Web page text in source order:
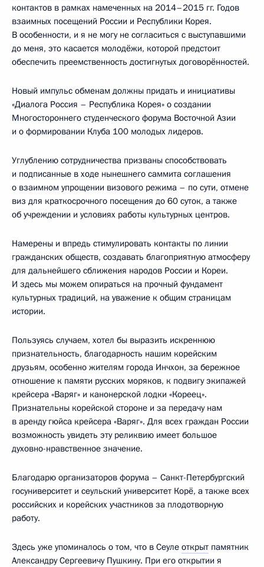
контактов в рамках намеченных на 2014–2015 гг. Годов
взаимных посещений России и Республики Корея.
В особенности, и я не могу не согласиться с выступавшими
до меня, это касается молодёжи, которой предстоит
обеспечить преемственность достигнутых договорённостей.
Новый импульс обменам должны придать и инициативы
«Диалога Россия – Республика Корея» о создании
Многостороннего студенческого форума Восточной Азии
и о формировании Клуба 100 молодых лидеров.
Углублению сотрудничества призваны способствовать
и подписанные в ходе нынешнего саммита соглашения
о взаимном упрощении визового режима – по сути, отмене
виз для краткосрочного посещения до 60 суток, а также
об учреждении и условиях работы культурных центров.
Намерены и впредь стимулировать контакты по линии
гражданских обществ, создавать благоприятную атмосферу
для дальнейшего сближения народов России и Кореи.
И здесь мы можем опираться на прочный фундамент
культурных традиций, на уважение к общим страницам
истории.
Пользуясь случаем, хотел бы выразить искреннюю
признательность, благодарность нашим корейским
друзьям, особенно жителям города Инчхон, за бережное
отношение к памяти русских моряков, к подвигу экипажей
крейсера «Варяг» и канонерской лодки «Кореец».
Признательны корейской стороне и за передачу нам
в аренду гюйса крейсера «Варяг». Для всех граждан России
возможность увидеть эту реликвию имеет большое
духовно-нравственное значение.
Благодарю организаторов форума – Санкт-Петербургский
госуниверситет и сеульский университет Корё, а также всех
российских и корейских участников за плодотворную
работу.
Здесь уже упоминалось о том, что в Сеуле открыт памятник
Александру Сергеевичу Пушкину. При его открытии я